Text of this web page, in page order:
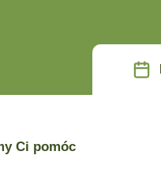
Ci pomóc